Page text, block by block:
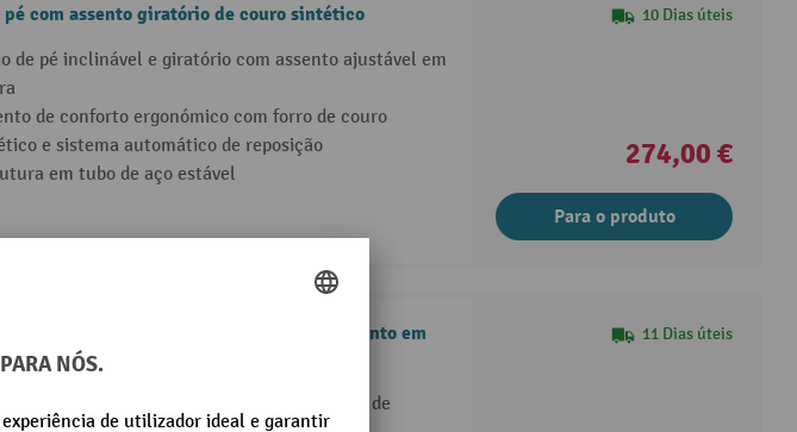
pé com assento giratório de couro sintético
de pé inclinável e giratório com assento ajustável em
de conforto ergonómico com forro de couro
e sistema automático de reposição
em tubo de aço estável
10 Dias úteis
274,00 €
Para o produto
apoio para se manter de pé com rodas, assento em
manual da altura, assento em espuma de
11 Dias úteis